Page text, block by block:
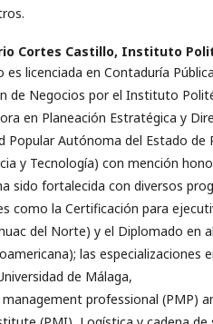
Cortes Castillo, Instituto
es licenciada en Contaduría
de Negocios por el Instituto
en Planeación Estratégica y
Popular Autónoma del Estado de
y Tecnología) con mención
sido fortalecida con diversos
como la Certificación para
del Norte) y el Diplomado en
las especializaciones
de Málaga,
professional (PMP)